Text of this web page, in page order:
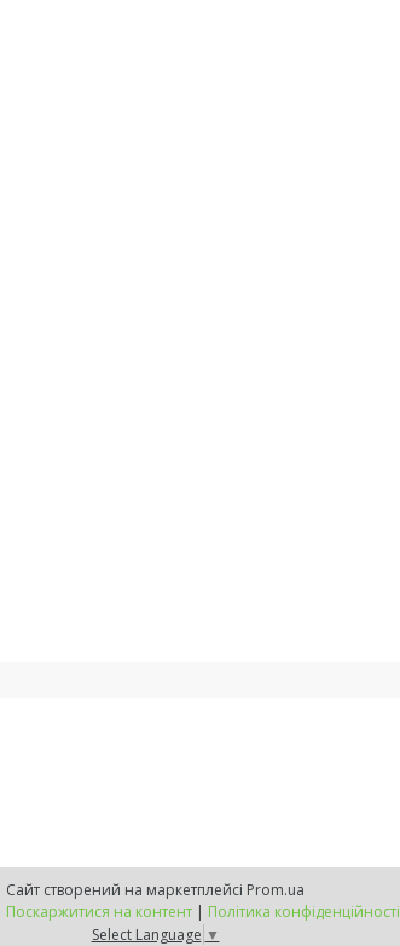
Сайт створений на маркетплейсі Prom.ua
Поскаржитися на контент | Політика конфіденційності
Select Language ▼